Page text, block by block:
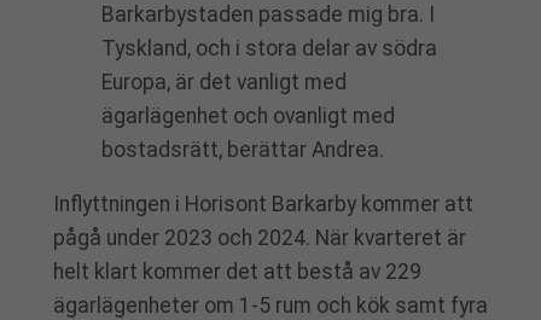
Barkarbystaden passade mig bra. I
Tyskland, och i stora delar av södra
Europa, är det vanligt med
ägarlägenhet och ovanligt med
bostadsrätt, berättar Andrea.
Inflyttningen i Horisont Barkarby kommer att
pågå under 2023 och 2024. När kvarteret är
helt klart kommer det att bestå av 229
ägarlägenheter om 1-5 rum och kök samt fyra